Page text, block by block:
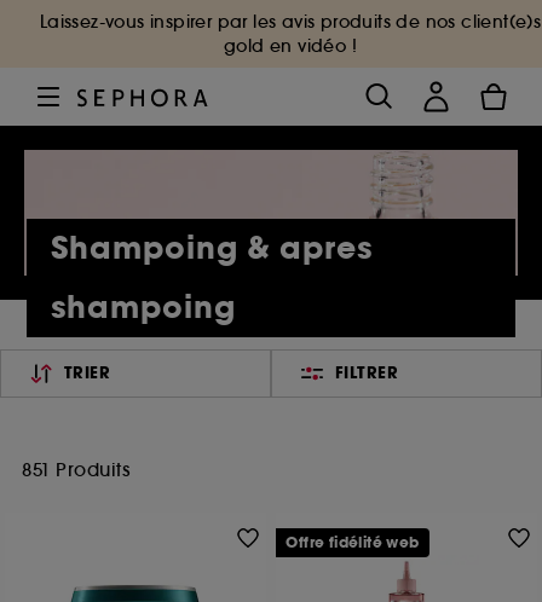
Laissez-vous inspirer par les avis produits de nos client(e)s
gold en vidéo !
Shampoing & apres
shampoing
TRIER FILTRER
851 Produits
Offre fidélité web